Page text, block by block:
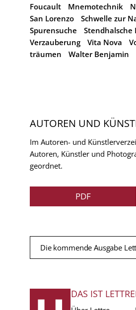
Foucault
Mnemotechnik
San Lorenzo
Schwelle zur
Spurensuche
Stendhalsche
Verzauberung
Vita Nova
träumen
Walter Benjamin
AUTOREN UND
Im Autoren- und
Autoren, Künstler und
geordnet.
PDF
Die kommende Ausgabe
FUSSZEILE
DAS IST LETTRE